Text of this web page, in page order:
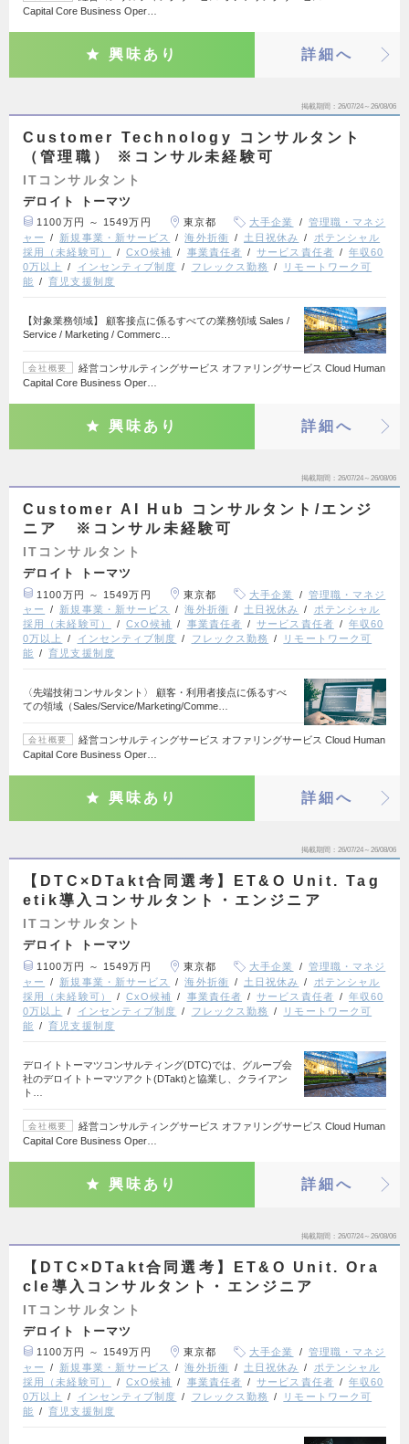
Capital Core Business Oper…
興味あり 詳細へ
掲載期間 26/07/24～26/08/06
Customer Technology コンサルタント
（管理職） ※コンサル未経験可
ITコンサルタント
デロイト トーマツ
1100万円 ～ 1549万円 東京都 大手企業
管理職・マネジ
ャー
新規事業・新サービス 海外折衝 土日祝休み
ポテンシャル
採用（未経験可）
CxO候補 事業責任者 サービス責任者
年収60
0万以上
インセンティブ制度 フレックス勤務
リモートワーク可
能
育児支援制度
【対象業務領域】 顧客接点に係るすべての業務領域 Sales /
Service / Marketing / Commerc…
会社概要
経営コンサルティングサービス オファリングサービス Cloud Human
Capital Core Business Oper…
興味あり 詳細へ
掲載期間 26/07/24～26/08/06
Customer AI Hub コンサルタント/エンジ
ニア ※コンサル未経験可
ITコンサルタント
デロイト トーマツ
1100万円 ～ 1549万円 東京都 大手企業
管理職・マネジ
ャー
新規事業・新サービス 海外折衝 土日祝休み
ポテンシャル
採用（未経験可）
CxO候補 事業責任者 サービス責任者
年収60
0万以上
インセンティブ制度 フレックス勤務
リモートワーク可
能
育児支援制度
〈先端技術コンサルタント〉 顧客・利用者接点に係るすべ
ての領域（Sales/Service/Marketing/Comme…
会社概要
経営コンサルティングサービス オファリングサービス Cloud Human
Capital Core Business Oper…
興味あり 詳細へ
掲載期間 26/07/24～26/08/06
【DTC×DTakt合同選考】ET&O Unit. Tag
etik導入コンサルタント・エンジニア
ITコンサルタント
デロイト トーマツ
1100万円 ～ 1549万円 東京都 大手企業
管理職・マネジ
ャー
新規事業・新サービス 海外折衝 土日祝休み
ポテンシャル
採用（未経験可）
CxO候補 事業責任者 サービス責任者
年収60
0万以上
インセンティブ制度 フレックス勤務
リモートワーク可
能
育児支援制度
デロイトトーマツコンサルティング(DTC)では、グループ会
社のデロイトトーマツアクト(DTakt)と協業し、クライアン
ト…
会社概要
経営コンサルティングサービス オファリングサービス Cloud Human
Capital Core Business Oper…
興味あり 詳細へ
掲載期間 26/07/24～26/08/06
【DTC×DTakt合同選考】ET&O Unit. Ora
cle導入コンサルタント・エンジニア
ITコンサルタント
デロイト トーマツ
1100万円 ～ 1549万円 東京都 大手企業
管理職・マネジ
ャー
新規事業・新サービス 海外折衝 土日祝休み
ポテンシャル
採用（未経験可）
CxO候補 事業責任者 サービス責任者
年収60
0万以上
インセンティブ制度 フレックス勤務
リモートワーク可
能
育児支援制度